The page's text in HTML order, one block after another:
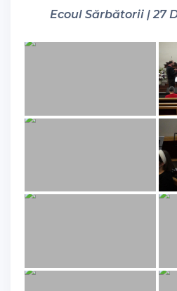
Ecoul Sărbătorii | 27